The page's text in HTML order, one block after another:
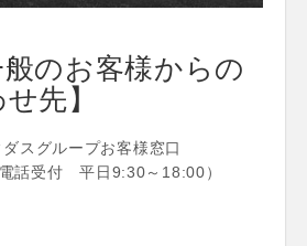
般のお客様からの
先】
スグループお客様窓口
話受付 平日9:30～18:00）